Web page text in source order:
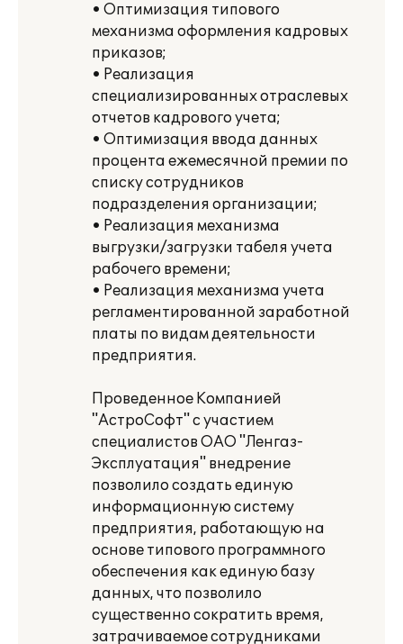
• Оптимизация типового
механизма оформления кадровых
приказов;
• Реализация
специализированных отраслевых
отчетов кадрового учета;
• Оптимизация ввода данных
процента ежемесячной премии по
списку сотрудников
подразделения организации;
• Реализация механизма
выгрузки/загрузки табеля учета
рабочего времени;
• Реализация механизма учета
регламентированной заработной
платы по видам деятельности
предприятия.
Проведенное Компанией
"АстроСофт" с участием
специалистов ОАО "Ленгаз-
Эксплуатация" внедрение
позволило создать единую
информационную систему
предприятия, работающую на
основе типового программного
обеспечения как единую базу
данных, что позволило
существенно сократить время,
затрачиваемое сотрудниками